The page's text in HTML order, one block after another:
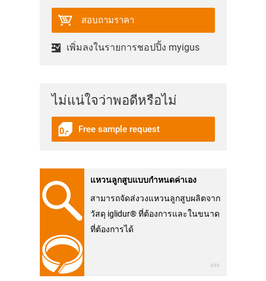
สอบถามราคา
เพิ่มลงในรายการชอปปิ้ง myigus
ไม่แน่ใจว่าพอดีหรือไม่
Free sample request
แหวนลูกสูบแบบกำหนดค่าเอง
สามารถจัดส่งวงแหวนลูกสูบผลิตจาก
วัสดุ iglidur® ที่ต้องการและในขนาด
ที่ต้องการได้